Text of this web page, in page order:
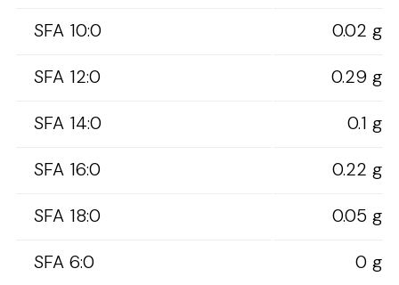
SFA 10:0
0.02 g
SFA 12:0
0.29 g
SFA 14:0
0.1 g
SFA 16:0
0.22 g
SFA 18:0
0.05 g
SFA 6:0
0 g